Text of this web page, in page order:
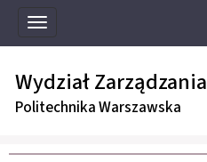
Toggle
navigation
Wydział Zarządzania
Politechnika Warszawska